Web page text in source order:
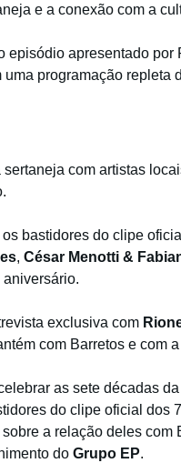
e a conexão com a
episódio apresentado
programação repleta
com artistas
bastidores do clipe
, César Menotti &
exclusiva com
com Barretos e com
as sete décadas da
do clipe oficial dos
a relação deles com
do Grupo EP.